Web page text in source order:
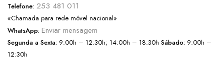
Telefone: 253 481 011
«Chamada para rede móvel nacional»
WhatsApp: Enviar mensagem
Segunda a Sexta: 9:00h – 12:30h; 14:00h – 18:30h Sábado: 9:00h –
12:30h